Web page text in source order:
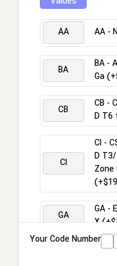
Markingrn
Tagging Optionsrn
AA AA -
BA
BA -
Ga
CB
CB -
D T6
CI
CI -
D
Zone
GA
GA -
X
GR
Your Code Number